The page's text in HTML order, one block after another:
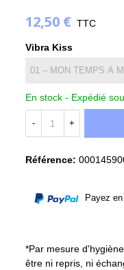
12,50 € TTC
Vibra Kiss
En stock - Expédié
- +
Référence:
Payez
*Par mesure
être ni repris, ni